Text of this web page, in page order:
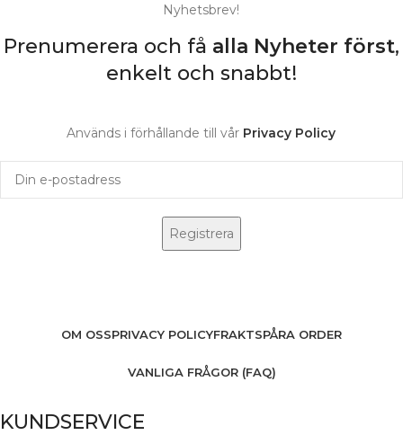
Nyhetsbrev!
Prenumerera och få alla Nyheter först,
enkelt och snabbt!
Används i förhållande till vår Privacy Policy
OM OSSPRIVACY POLICYFRAKTSPÅRA ORDER
VANLIGA FRÅGOR (FAQ)
KUNDSERVICE